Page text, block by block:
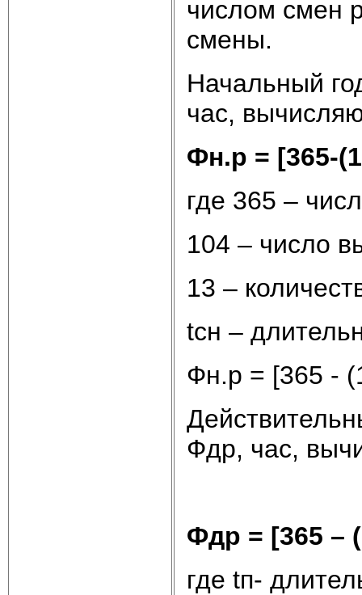
числом смен
смены.
Начальный
час,
Фн.р = [365-
где 365 –
104 – число
13 –
tсн –
Фн.р = [365 -
Фдр, час,
Фдр = [365 –
где tп-